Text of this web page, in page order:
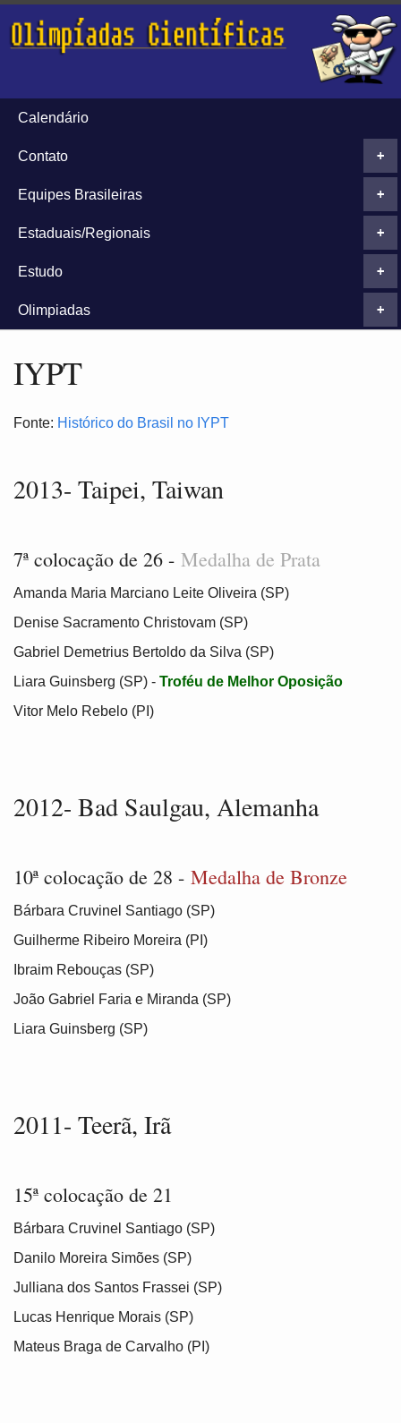
Calendário
+
Contato
+
Equipes Brasileiras
+
Estaduais/Regionais
+
Estudo
+
Olimpiadas
IYPT
Fonte: Histórico do Brasil no IYPT
2013- Taipei, Taiwan
7ª colocação de 26 - Medalha de Prata
Amanda Maria Marciano Leite Oliveira (SP)
Denise Sacramento Christovam (SP)
Gabriel Demetrius Bertoldo da Silva (SP)
Liara Guinsberg (SP) - Troféu de Melhor Oposição
Vitor Melo Rebelo (PI)
2012- Bad Saulgau, Alemanha
10ª colocação de 28 - Medalha de Bronze
Bárbara Cruvinel Santiago (SP)
Guilherme Ribeiro Moreira (PI)
Ibraim Rebouças (SP)
João Gabriel Faria e Miranda (SP)
Liara Guinsberg (SP)
2011- Teerã, Irã
15ª colocação de 21
Bárbara Cruvinel Santiago (SP)
Danilo Moreira Simões (SP)
Julliana dos Santos Frassei (SP)
Lucas Henrique Morais (SP)
Mateus Braga de Carvalho (PI)